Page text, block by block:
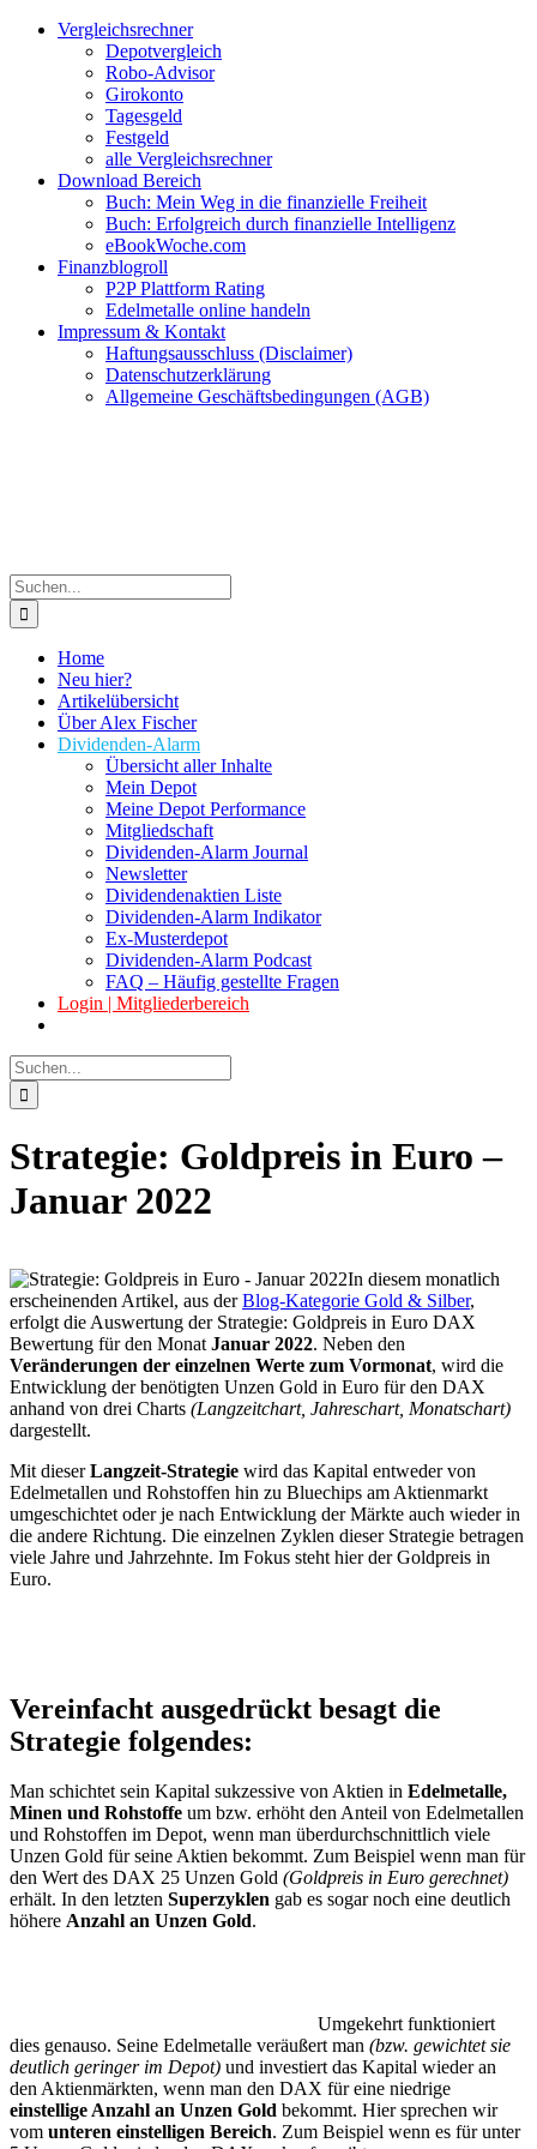
Zum
Facebook
Twitter
Instagram
Pinterest
YouTubeVergleichsrechner
Depotvergleich
Robo-Advisor
Girokonto
Tagesgeld
Festgeld
alle Vergleichsrechner
Download Bereich
Buch: Mein Weg in die finanzielle Freiheit
Buch: Erfolgreich durch finanzielle Intelligenz
eBookWoche.com
Finanzblogroll
P2P Plattform Rating
Edelmetalle online handeln
Impressum & Kontakt
Haftungsausschluss (Disclaimer)
Datenschutzerklärung
Allgemeine Geschäftsbedingungen (AGB)
Suche
nach:
Home
Neu hier?
Artikelübersicht
Über Alex Fischer
Dividenden-Alarm
Übersicht aller Inhalte
Mein Depot
Meine Depot Performance
Mitgliedschaft
Dividenden-Alarm Journal
Newsletter
Dividendenaktien Liste
Dividenden-Alarm Indikator
Ex-Musterdepot
Dividenden-Alarm Podcast
FAQ – Häufig gestellte Fragen
Login | Mitgliederbereich
Suche
nach:
Strategie: Goldpreis in Euro –
Januar 2022
In diesem monatlich
erscheinenden Artikel, aus derBlog-Kategorie Gold & Silber,
erfolgt die Auswertung der Strategie: Goldpreis in Euro DAX
Bewertung für den Monat Januar 2022. Neben den
Veränderungen der einzelnen Werte zum Vormonat, wird die
Entwicklung der benötigten Unzen Gold in Euro für den DAX
anhand von drei Charts (Langzeitchart, Jahreschart, Monatschart)
dargestellt.
Mit dieserLangzeit-Strategie wird das Kapital entweder von
Edelmetallen und Rohstoffen hin zu Bluechips am Aktienmarkt
umgeschichtet oder je nach Entwicklung der Märkte auch wieder in
die andere Richtung. Die einzelnen Zyklen dieser Strategie betragen
viele Jahre und Jahrzehnte. Im Fokus steht hier der Goldpreis in
Euro.
Vereinfacht ausgedrückt besagt die
Strategie folgendes:
Man schichtet sein Kapital sukzessive von Aktien in Edelmetalle,
Minen und Rohstoffe um bzw. erhöht den Anteil von Edelmetallen
und Rohstoffen im Depot, wenn man überdurchschnittlich viele
Unzen Gold für seine Aktien bekommt. Zum Beispiel wenn man für
den Wert des DAX 25 Unzen Gold (Goldpreis in Euro gerechnet)
erhält. In den letzten Superzyklen gab es sogar noch eine deutlich
höhere Anzahl an Unzen Gold.
Umgekehrt funktioniert
dies genauso. Seine Edelmetalle veräußert man (bzw. gewichtet sie
deutlich geringer im Depot) und investiert das Kapital wieder an
den Aktienmärkten, wenn man den DAX für eine niedrige
einstellige Anzahl an Unzen Gold bekommt. Hier sprechen wir
vom unteren einstelligen Bereich. Zum Beispiel wenn es für unter